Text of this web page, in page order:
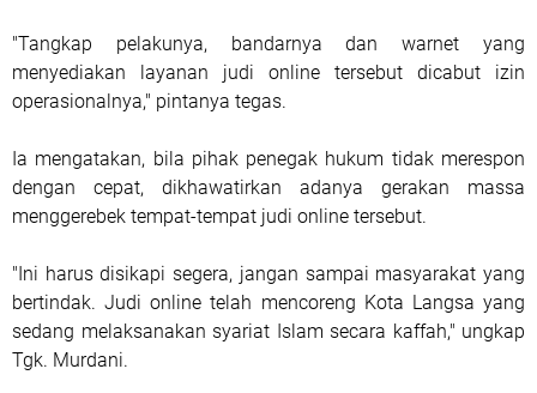
"Tangkap pelakunya, bandarnya dan warnet yang
menyediakan layanan judi online tersebut dicabut izin
operasionalnya," pintanya tegas.
Ia mengatakan, bila pihak penegak hukum tidak merespon
dengan cepat, dikhawatirkan adanya gerakan massa
menggerebek tempat-tempat judi online tersebut.
"Ini harus disikapi segera, jangan sampai masyarakat yang
bertindak. Judi online telah mencoreng Kota Langsa yang
sedang melaksanakan syariat Islam secara kaffah," ungkap
Tgk. Murdani.